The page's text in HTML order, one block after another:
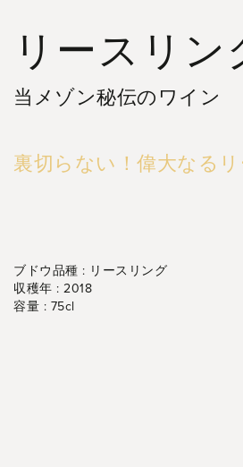
リースリ
当メゾン秘伝のワイン
裏切らない！偉大なるリ
ブドウ品種 : リースリング
収穫年 : 2018
容量 : 75cl